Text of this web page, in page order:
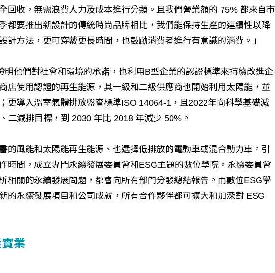
回收，無需浪費人力及成本進行分類。且我們營業額的 75% 都來自市
都要推出新設計的傳統時尚品牌相比，我們能保持生產的連續性以降
計方法，更可穿戴更長時間，也鼓勵消費者進行有意識的消費。」
明他們對社會和環境的承諾，也利用B型企業的認證標準來持續改進企
店使用認證的再生能源，其一級和二級供應商也開始利用太陽能，並
更導入溫室氣體排放盤查標準ISO 14064-1，且2022年向科學基礎減
二減排目標，到 2030 年比 2018 年減少 50%。
的風能和太陽能再生能源、也選擇低排放的電動車或混合動力車。引
時間，成立專門永續發展委員會和ESG主題的數位學院。永續委員會
相關的永續發展問題，都會向所有部門分發總結報告。而數位ESG學
的永續發展項目和公司成就，所有合作夥伴都可擴大和加深對 ESG
業